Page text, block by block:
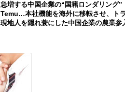
急増する中国企業の“国籍ロンダリング
Temu…本社機能を海外に移転させ、ト
現地人を隠れ蓑にした中国企業の農業参